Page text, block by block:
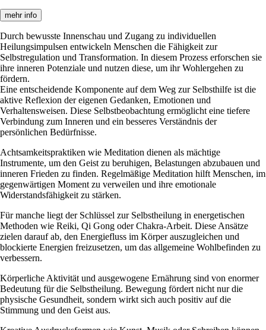
mehr info
Durch bewusste Innenschau und Zugang zu individuellen
Heilungsimpulsen entwickeln Menschen die Fähigkeit zur
Selbstregulation und Transformation. In diesem Prozess erforschen sie
ihre inneren Potenziale und nutzen diese, um ihr Wohlergehen zu
fördern.
Eine entscheidende Komponente auf dem Weg zur Selbsthilfe ist die
aktive Reflexion der eigenen Gedanken, Emotionen und
Verhaltensweisen. Diese Selbstbeobachtung ermöglicht eine tiefere
Verbindung zum Inneren und ein besseres Verständnis der
persönlichen Bedürfnisse.
Achtsamkeitspraktiken wie Meditation dienen als mächtige
Instrumente, um den Geist zu beruhigen, Belastungen abzubauen und
inneren Frieden zu finden. Regelmäßige Meditation hilft Menschen, im
gegenwärtigen Moment zu verweilen und ihre emotionale
Widerstandsfähigkeit zu stärken.
Für manche liegt der Schlüssel zur Selbstheilung in energetischen
Methoden wie Reiki, Qi Gong oder Chakra-Arbeit. Diese Ansätze
zielen darauf ab, den Energiefluss im Körper auszugleichen und
blockierte Energien freizusetzen, um das allgemeine Wohlbefinden zu
verbessern.
Körperliche Aktivität und ausgewogene Ernährung sind von enormer
Bedeutung für die Selbstheilung. Bewegung fördert nicht nur die
physische Gesundheit, sondern wirkt sich auch positiv auf die
Stimmung und den Geist aus.